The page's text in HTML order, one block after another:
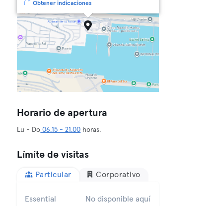
Obtener indicaciones
Horario de apertura
Lu - Do 06.15 - 21.00 horas.
Límite de visitas
Particular Corporativo
Essential No disponible aquí